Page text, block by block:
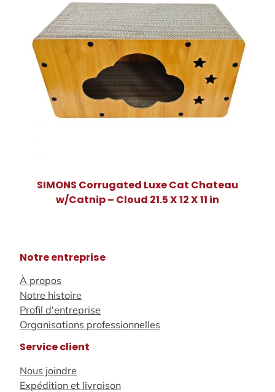
SIMONS Corrugated Luxe Cat Chateau
w/Catnip – Cloud 21.5 X 12 X 11 in
Notre entreprise
À propos
Notre histoire
Profil d'entreprise
Organisations professionnelles
Service client
Nous joindre
Expédition et livraison